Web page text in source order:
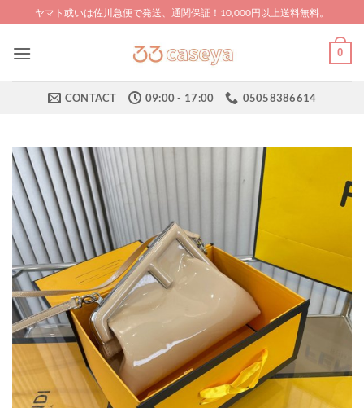
to
content
ヤマト或いは佐川急便で発送、通関保証！10,000円以上送料無料。
0
CONTACT 09:00 - 17:00 05058386614